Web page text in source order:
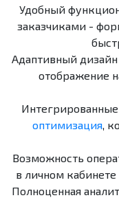
Удобный
заказчиками -
Адаптивный
отображение
оптимизация,
Возможность
в личном кабинете
Полноценная